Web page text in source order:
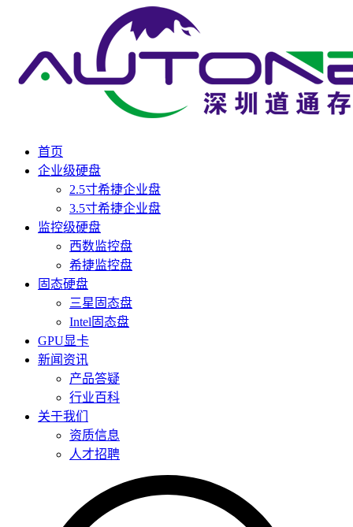
首页
企业级硬盘
2.5寸希捷企业盘
3.5寸希捷企业盘
监控级硬盘
西数监控盘
希捷监控盘
固态硬盘
三星固态盘
Intel固态盘
GPU显卡
新闻资讯
产品答疑
行业百科
关于我们
资质信息
人才招聘